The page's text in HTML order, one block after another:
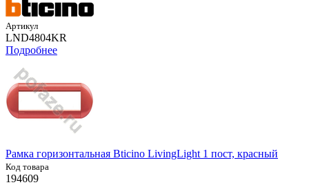
Артикул
LND4804KR
Подробнее
Рамка горизонтальная Bticino LivingLight 1 пост, красный
Код товара
194609